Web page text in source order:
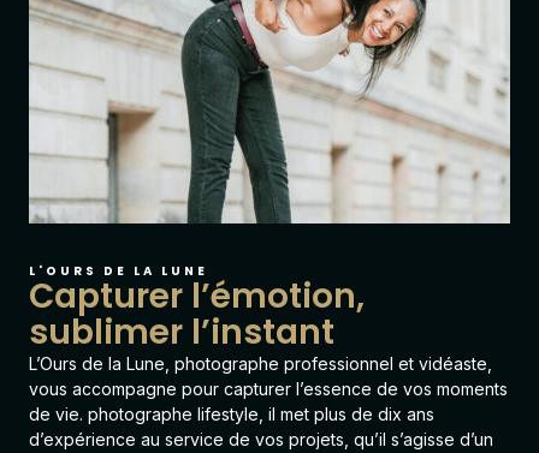
L'OURS DE LA LUNE
Capturer l’émotion,
sublimer l’instant
L’Ours de la Lune , photographe professionnel et vidéaste,
vous accompagne pour capturer l’essence de vos moments
de vie. photographe lifestyle, il met plus de dix ans
d’expérience au service de vos projets, qu’il s’agisse d’un